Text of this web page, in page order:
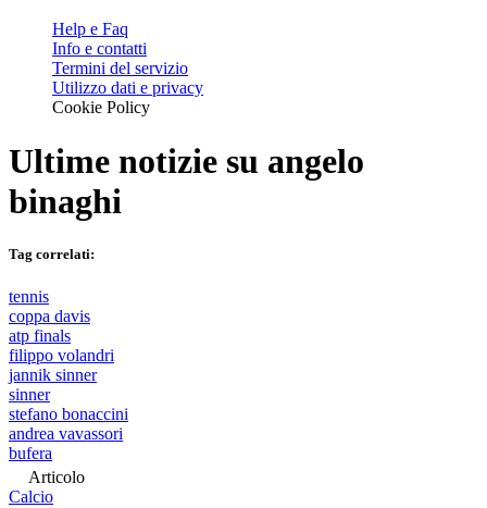
Help e Faq
Info e contatti
Termini del servizio
Utilizzo dati e privacy
Cookie Policy
Ultime notizie su angelo
binaghi
Tag correlati:
tennis
coppa davis
atp finals
filippo volandri
jannik sinner
sinner
stefano bonaccini
andrea vavassori
bufera
Articolo
Calcio